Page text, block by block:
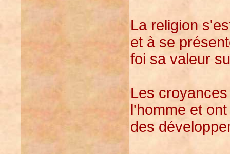
La religion
et à se
foi sa valeur
Les
l'homme et
des